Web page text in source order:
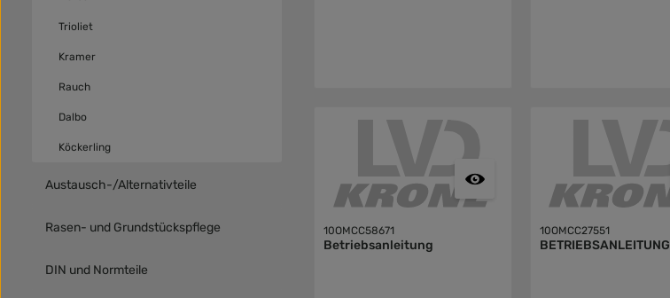
Trioliet
Kramer
Rauch
Dalbo
Köckerling
Austausch-/Alternativteile
Rasen- und Grundstückspflege
DIN und Normteile
10OMCC58671
Betriebsanleitung
10OMCC27551
BETRIEBSANLEITUNG